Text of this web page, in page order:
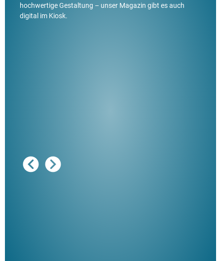
hochwertige Gestaltung – unser Magazin gibt es auch
digital im Kiosk.